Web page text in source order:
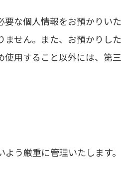
な個人情報をお預かりいた
せん。また、お預かりし
用すること以外には、第
う厳重に管理いたします。